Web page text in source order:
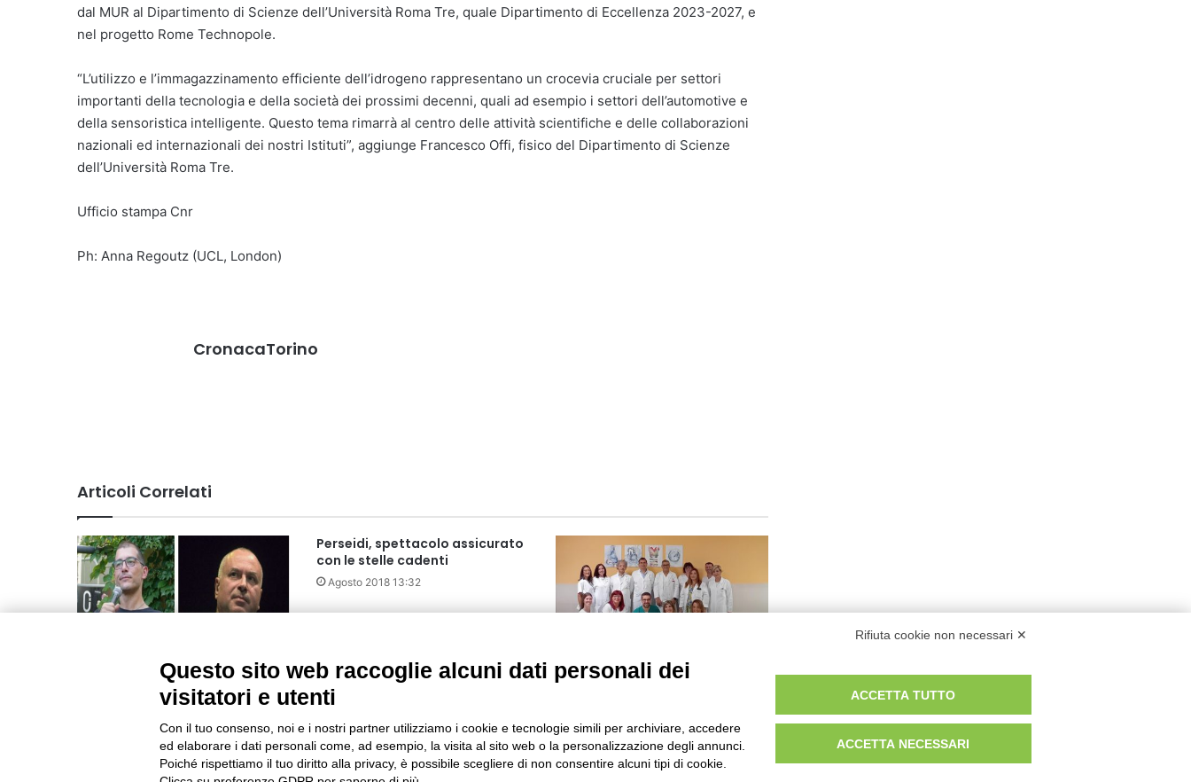
dal MUR al Dipartimento di Scienze dell’Università Roma Tre, quale Dipartimento di Eccellenza 2023-2027, e
nel progetto Rome Technopole.
“L’utilizzo e l’immagazzinamento efficiente dell’idrogeno rappresentano un crocevia cruciale per settori
importanti della tecnologia e della società dei prossimi decenni, quali ad esempio i settori dell’automotive e
della sensoristica intelligente. Questo tema rimarrà al centro delle attività scientifiche e delle collaborazioni
nazionali ed internazionali dei nostri Istituti”, aggiunge Francesco Offi, fisico del Dipartimento di Scienze
dell’Università Roma Tre.
Ufficio stampa Cnr
Ph: Anna Regoutz (UCL, London)
CronacaTorino
Articoli Correlati
Doppio appuntamento a
Giovedìscienza di divulgazione
Febbraio 2024 11:31
Perseidi, spettacolo assicurato
con le stelle cadenti
Agosto 2018 13:32
Il “GPS” del naso: a
navigatore
Novembre 2025 12:28
Rifiuta cookie non necessari ✕
Questo sito web raccoglie alcuni dati personali dei
visitatori e utenti
Con il tuo consenso, noi e i nostri partner utilizziamo i cookie e tecnologie simili per archiviare, accedere
ed elaborare i dati personali come, ad esempio, la visita al sito web o la personalizzazione degli annunci.
Poiché rispettiamo il tuo diritto alla privacy, è possibile scegliere di non consentire alcuni tipi di cookie.
ACCETTA TUTTO
ACCETTA NECESSARI